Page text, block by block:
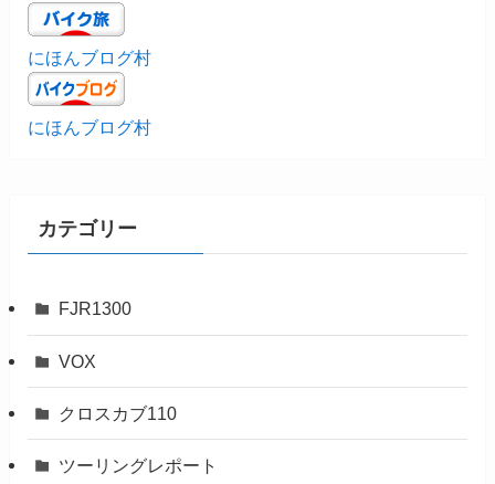
にほんブログ村
にほんブログ村
カテゴリー
FJR1300
VOX
クロスカブ110
ツーリングレポート